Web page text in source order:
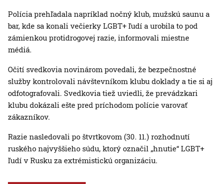
Polícia prehľadala napríklad nočný klub, mužskú saunu a
bar, kde sa konali večierky LGBT+ ľudí a urobila to pod
zámienkou protidrogovej razie, informovali miestne
médiá.
Očití svedkovia novinárom povedali, že bezpečnostné
služby kontrolovali návštevníkom klubu doklady a tie si aj
odfotografovali. Svedkovia tiež uviedli, že prevádzkari
klubu dokázali ešte pred príchodom polície varovať
zákazníkov.
Razie nasledovali po štvrtkovom (30. 11.) rozhodnutí
ruského najvyššieho súdu, ktorý označil „hnutie“ LGBT+
ľudí v Rusku za extrémistickú organizáciu.